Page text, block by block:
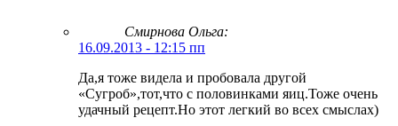
Смирнова Ольга:
16.09.2013 - 12:15 пп
Да,я тоже видела и пробовала другой
«Сугроб»,тот,что с половинками яиц.Тоже очень
удачный рецепт.Но этот легкий во всех смыслах)